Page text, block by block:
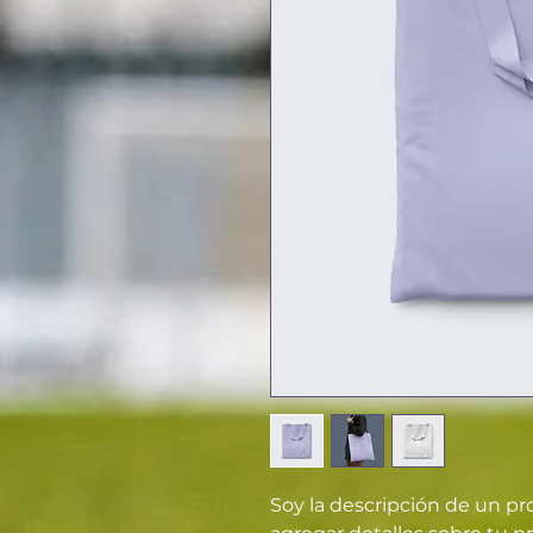
Soy la descripción de un